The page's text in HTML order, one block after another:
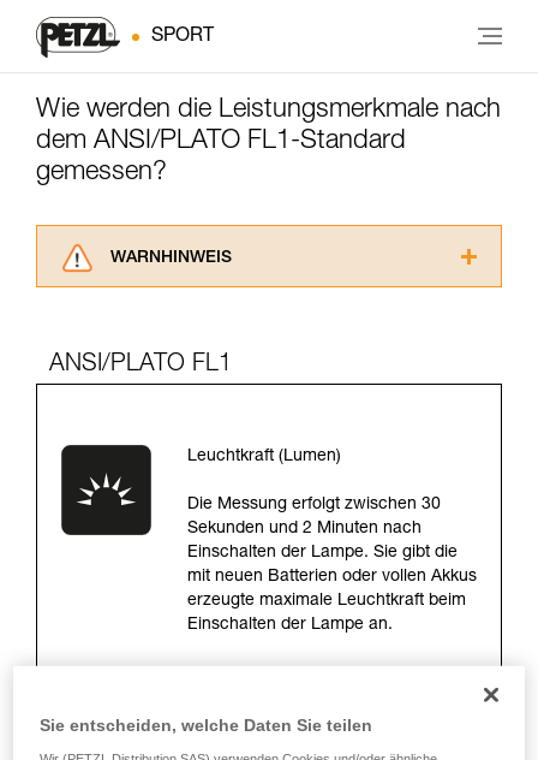
SPORT
Wie werden die Leistungsmerkmale nach
dem ANSI/PLATO FL1-Standard
gemessen?
WARNHINWEIS
aufmerksam durch, bevor Sie diesen zu Rate
ziehen. Um diese Zusatzinformationen
Informationen richtig verstanden haben.
entsprechende Ausbildung und ein spezielles
Training voraus. Prüfen Sie zusammen mit
einem Profi, ob Sie in der Lage sind, den
Vorgang alleine sicher zu wiederholen, bevor
Sie ihn eigenständig durchführen.
Wir geben Beispiele für die mit Ihrer Aktivität
ANSI/PLATO FL1
Leuchtkraft (Lumen)
Die Messung erfolgt zwischen 30
Sekunden und 2 Minuten nach
Einschalten der Lampe. Sie gibt die
mit neuen Batterien oder vollen Akkus
erzeugte maximale Leuchtkraft beim
Einschalten der Lampe an.
Es handelt sich um die maximale
Sie entscheiden, welche Daten Sie teilen